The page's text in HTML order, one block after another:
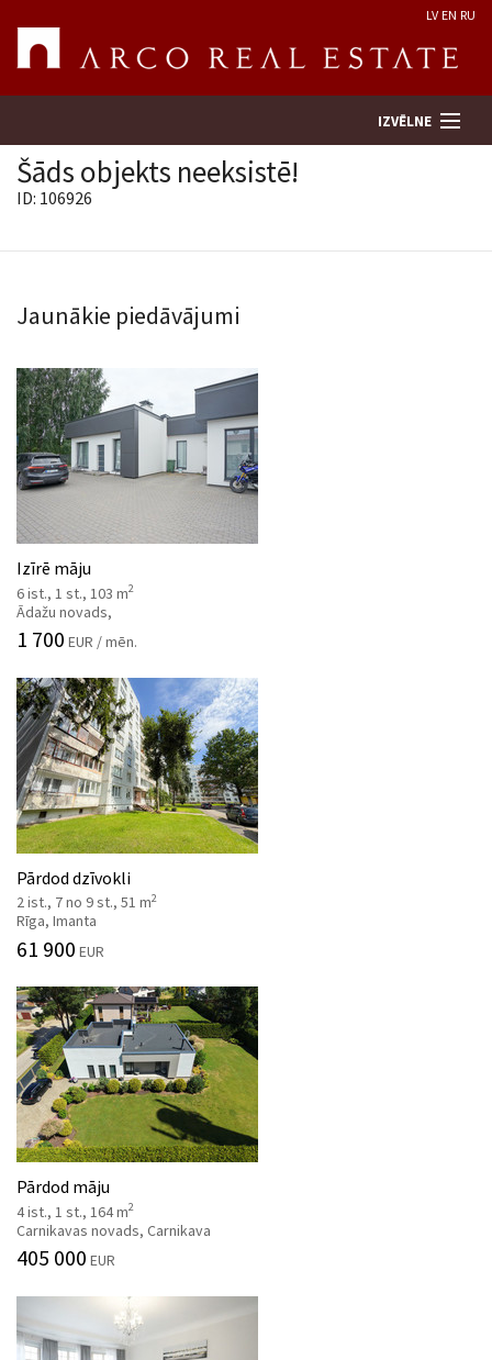
LV EN RU
IZVĒLNE
Uzņēmums
Pakalpojumi
Kontakti
Šāds objekts neeksistē!
ID: 106926
Jaunākie piedāvājumi
Izīrē māju
6 ist., 1 st., 103 m2
Ādažu novads,
1 700 EUR / mēn.
Pārdod dzīvokli
2 ist., 7 no 9 st., 51 m2
Rīga, Imanta
61 900 EUR
Pārdod māju
4 ist., 1 st., 164 m2
Carnikavas novads, Carnikava
405 000 EUR